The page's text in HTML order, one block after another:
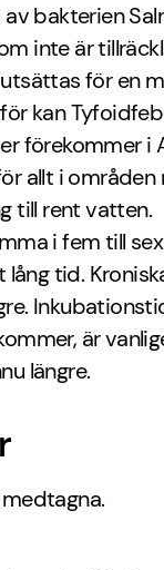
bakterien
inte är
för en
kan
förekommer i
allt i områden
till rent vatten.
i fem till
tid.
är
längre.